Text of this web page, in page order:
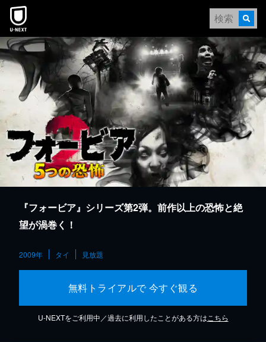
本文へスキップ
『フォービア』シリーズ第2弾。前作以上の恐怖と絶
望が渦巻く！
2009年 タイ 見放題
無料トライアルで 今すぐ観る
U-NEXTをご利用中／過去に利用したことがある方は こちら